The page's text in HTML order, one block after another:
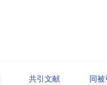
共引文献 同